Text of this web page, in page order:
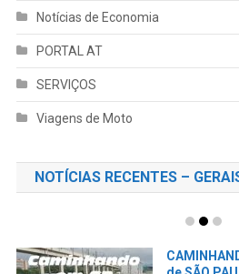
Notícias de Economia
PORTAL AT
SERVIÇOS
Viagens de Moto
NOTÍCIAS RECENTES –